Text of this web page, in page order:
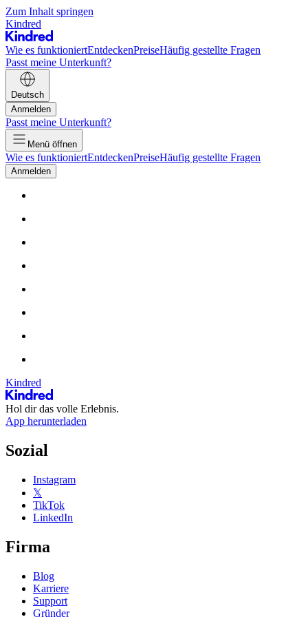
Zum Inhalt springen
Kindred
Wie es funktioniertEntdeckenPreiseHäufig gestellte Fragen
Passt meine Unterkunft?
Deutsch
Anmelden
Passt meine Unterkunft?
Menü öffnen
Wie es funktioniertEntdeckenPreiseHäufig gestellte Fragen
Anmelden
Kindred
Hol dir das volle Erlebnis.
App herunterladen
Sozial
Instagram
𝕏
TikTok
LinkedIn
Firma
Blog
Karriere
Support
Gründer